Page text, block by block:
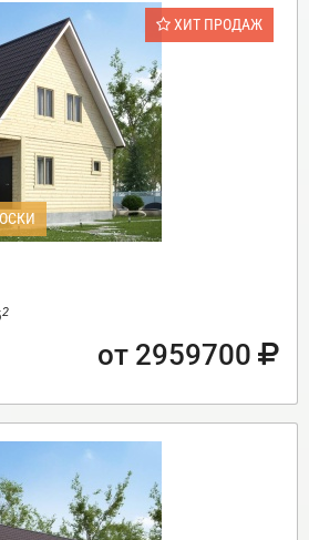
ХИТ ПРОДАЖ
2
от 2959700